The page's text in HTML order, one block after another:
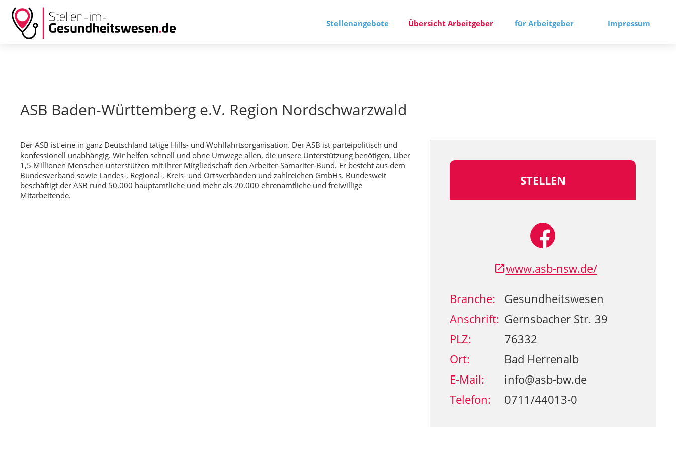
Stellenangebote Übersicht Arbeitgeber für Arbeitgeber Impressum
ASB Baden-Württemberg e.V. Region Nordschwarzwald
Der ASB ist eine in ganz Deutschland tätige Hilfs- und Wohlfahrtsorganisation. Der ASB ist parteipolitisch und
konfessionell unabhängig. Wir helfen schnell und ohne Umwege allen, die unsere Unterstützung benötigen. Über
1,5 Millionen Menschen unterstützen mit ihrer Mitgliedschaft den Arbeiter-Samariter-Bund. Er besteht aus dem
Bundesverband sowie Landes-, Regional-, Kreis- und Ortsverbänden und zahlreichen GmbHs. Bundesweit
beschäftigt der ASB rund 50.000 hauptamtliche und mehr als 20.000 ehrenamtliche und freiwillige
Mitarbeitende.
STELLEN
www.asb-nsw.de/
Branche:
Gesundheitswesen
Anschrift: Gernsbacher Str. 39
PLZ:
76332
Ort:
Bad Herrenalb
E-Mail:
info@asb-bw.de
Telefon:
0711/44013-0